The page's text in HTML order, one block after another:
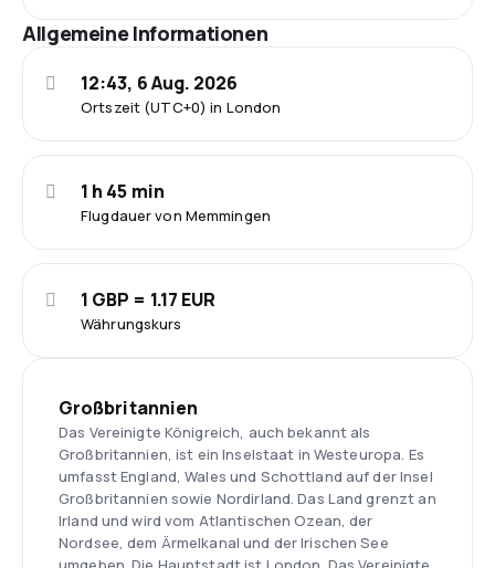
Allgemeine Informationen
Ortszeit (UTC+0) in London
12:43, 6 Aug. 2026
Flugdauer von Memmingen
1 h 45 min
Währungskurs
1 GBP = 1.17 EUR
Großbritannien
Das Vereinigte Königreich, auch bekannt als
Großbritannien, ist ein Inselstaat in Westeuropa. Es
umfasst England, Wales und Schottland auf der Insel
Großbritannien sowie Nordirland. Das Land grenzt an
Irland und wird vom Atlantischen Ozean, der
Nordsee, dem Ärmelkanal und der Irischen See